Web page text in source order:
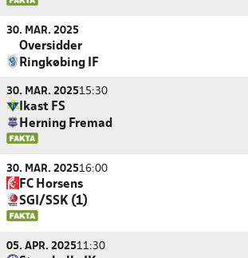
30. MAR. 2025
Oversidder
Ringkøbing IF
30. MAR. 202515:30
Ikast FS
Herning Fremad
30. MAR. 202516:00
FC Horsens
SGI/SSK (1)
05. APR. 202511:30